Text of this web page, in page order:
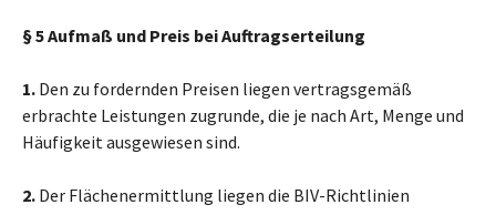
§ 5 Aufmaß und Preis bei Auftragserteilung
1. Den zu fordernden Preisen liegen vertragsgemäß
erbrachte Leistungen zugrunde, die je nach Art, Menge und
Häufigkeit ausgewiesen sind.
2. Der Flächenermittlung liegen die BIV-Richtlinien